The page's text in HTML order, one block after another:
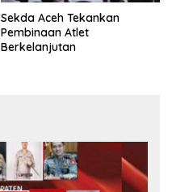
Sekda Aceh Tekankan
Pembinaan Atlet
Berkelanjutan